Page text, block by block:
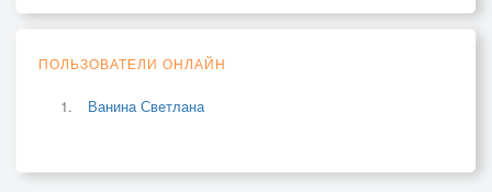
ПОЛЬЗОВАТЕЛИ ОНЛАЙН
Ванина Светлана